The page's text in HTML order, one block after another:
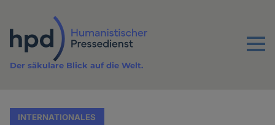
Inhalt
Menu
Der säkulare Blick auf die Welt.
INTERNATIONALES